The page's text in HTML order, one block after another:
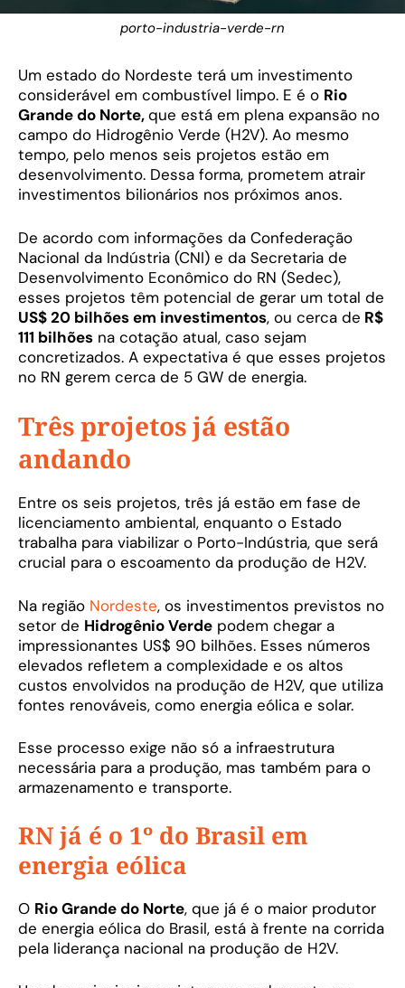
porto-industria-verde-rn
Um estado do Nordeste terá um investimento
considerável em combustível limpo. E é o Rio
Grande do Norte,que está em plena expansão no
campo do Hidrogênio Verde (H2V). Ao mesmo
tempo, pelo menos seis projetos estão em
desenvolvimento. Dessa forma, prometem atrair
investimentos bilionários nos próximos anos.
De acordo com informações da Confederação
Nacional da Indústria (CNI) e da Secretaria de
Desenvolvimento Econômico do RN (Sedec),
esses projetos têm potencial de gerar um total de
US$ 20 bilhões em investimentos, ou cerca de R$
111 bilhões na cotação atual, caso sejam
concretizados. A expectativa é que esses projetos
no RN gerem cerca de 5 GW de energia.
Três projetos já estão
andando
Entre os seis projetos, três já estão em fase de
licenciamento ambiental, enquanto o Estado
trabalha para viabilizar o Porto-Indústria, que será
crucial para o escoamento da produção de H2V.
Na região Nordeste, os investimentos previstos no
setor de Hidrogênio Verde podem chegar a
impressionantes US$ 90 bilhões. Esses números
elevados refletem a complexidade e os altos
custos envolvidos na produção de H2V, que utiliza
fontes renováveis, como energia eólica e solar.
Esse processo exige não só a infraestrutura
necessária para a produção, mas também para o
armazenamento e transporte.
RN já é o 1º do Brasil em
energia eólica
O Rio Grande do Norte, que já é o maior produtor
de energia eólica do Brasil, está à frente na corrida
pela liderança nacional na produção de H2V.